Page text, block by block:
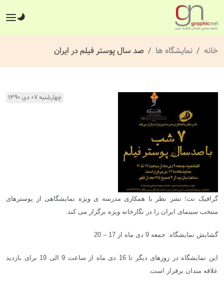
خانه نمایشگاه ها صد سال پوستر فیلم در ایران
چهارشنبه ۰۷ دی ۱۳۹۰
گرافیک نت؛ نشر نظر با همکاری مدرسه ی ویژه نمایشگاهی از پوسترهای
منتخب سینمای ایران را در نگارخانه ویژه برگزار می کند.
گشایش نمایشگاه: جمعه 9 دی ماه از 17 – 20
این نمایشگاه در روزهای دیگر تا 16 دی ماه از ساعت 9 الی 19 برای بازدید
علاقه مندان برقرار است.